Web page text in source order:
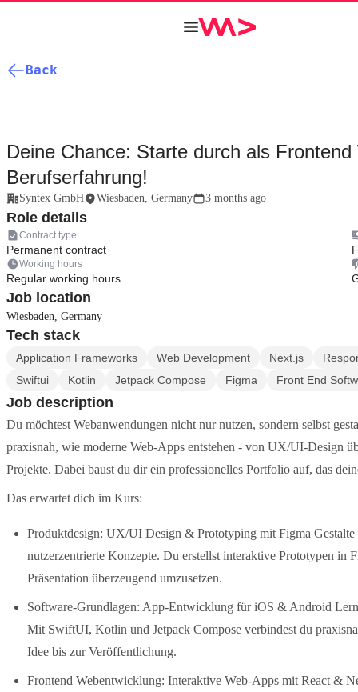
Back
Deine Chance: Starte durch als
Berufserfahrung!
Syntex GmbH Wiesbaden, Germany 3 months ago
Role details
Contract type
Permanent contract
Working hours
Regular working hours
Job location
Wiesbaden, Germany
Tech stack
Application Frameworks Web Development Next.js
Swiftui
Kotlin Jetpack Compose Figma Front End
Job description
Du möchtest Webanwendungen nicht nur nutzen, sondern selbst
praxisnah, wie moderne Web-Apps entstehen - von UX/UI-Design
Projekte. Dabei baust du dir ein professionelles Portfolio auf, das
Das erwartet dich im Kurs:
Produktdesign: UX/UI Design & Prototyping mit Figma
nutzerzentrierte Konzepte. Du erstellst interaktive Prototypen in
Präsentation überzeugend umzusetzen.
Software-Grundlagen: App-Entwicklung für iOS & Android
Mit SwiftUI, Kotlin und Jetpack Compose verbindest du
Idee bis zur Veröffentlichung.
Frontend Webentwicklung: Interaktive Web-Apps mit React &